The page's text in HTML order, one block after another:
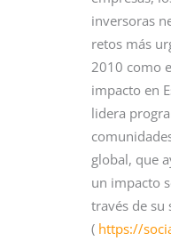
inversoras
retos más
2010 como
impacto en
lidera
global, que
un impacto
través de su
( https://